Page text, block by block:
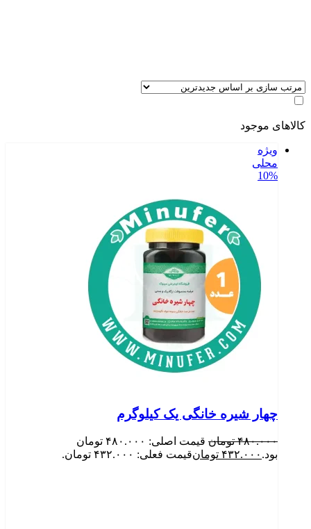
کالاهای موجود
ویژه
محلی
10%
چهار شیره خانگی یک کیلوگرم
۴۸۰.۰۰۰ تومان
قیمت اصلی: ۴۸۰.۰۰۰ تومان
بود. ۴۳۲.۰۰۰ تومانقیمت فعلی: ۴۳۲.۰۰۰ تومان.